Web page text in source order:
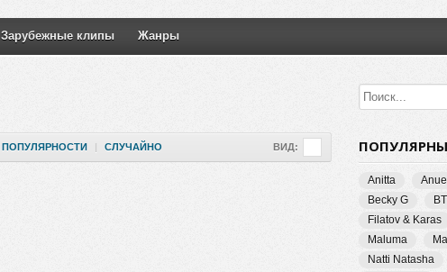
Зарубежные клипы Жанры
ПОПУЛЯРНОСТИ | СЛУЧАЙНО ВИД:
Anitta
Becky G
Filatov & Karas
Maluma
Natti Natasha